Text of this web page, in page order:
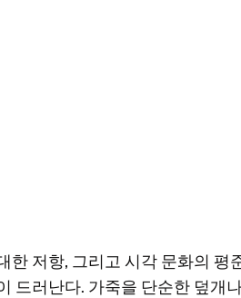
한 저항, 그리고 시각 문화의
드러난다. 가죽을 단순한 덮개